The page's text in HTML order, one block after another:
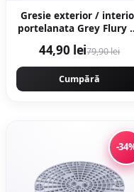
Gresie exterior /
portelanata Grey Flury 60
rectificata tip marmura
44,90 lei79,90 lei
Cumpără
-